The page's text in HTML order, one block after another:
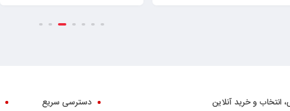
انتخاب و خرید آنلاین دسترسی سریع